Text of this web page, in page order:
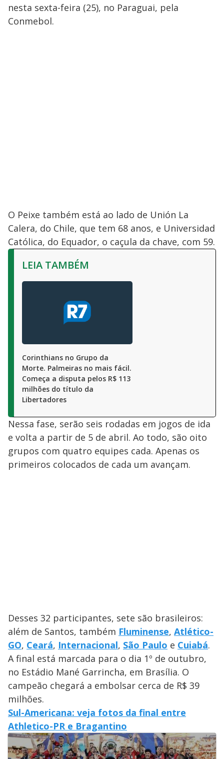
nesta sexta-feira (25), no Paraguai, pela
Conmebol.
O Peixe também está ao lado de Unión La
Calera, do Chile, que tem 68 anos, e Universidad
Católica, do Equador, o caçula da chave, com 59.
LEIA TAMBÉM
Corinthians no Grupo da
Morte. Palmeiras no mais fácil.
Começa a disputa pelos R$ 113
milhões do título da
Libertadores
Nessa fase, serão seis rodadas em jogos de ida
e volta a partir de 5 de abril. Ao todo, são oito
grupos com quatro equipes cada. Apenas os
primeiros colocados de cada um avançam.
Desses 32 participantes, sete são brasileiros:
além de Santos, também Fluminense, Atlético-
GO, Ceará, Internacional, São Paulo e Cuiabá.
A final está marcada para o dia 1º de outubro,
no Estádio Mané Garrincha, em Brasília. O
campeão chegará a embolsar cerca de R$ 39
milhões.
Sul-Americana: veja fotos da final entre
Athletico-PR e Bragantino